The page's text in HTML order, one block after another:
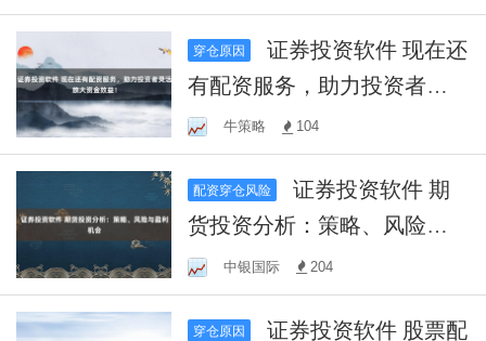
穿仓原因
证券投资软件 现在还
有配资服务，助力投资者灵
活放大资金效益！
牛策略 104
配资穿仓风险
证券投资软件 期
货投资分析：策略、风险与
盈利机会
中银国际 204
穿仓原因
证券投资软件 股票配